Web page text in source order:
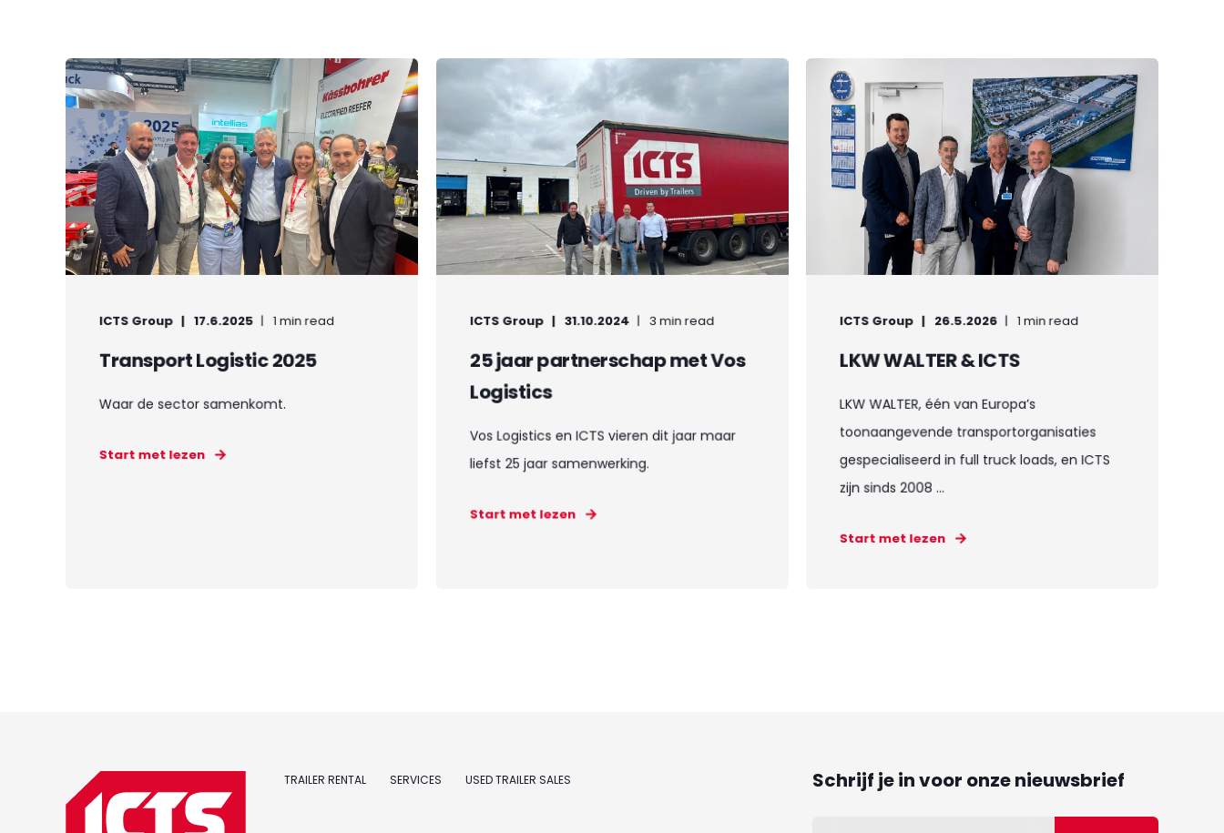
ICTS Group 17.6.2025 1 min read
Transport Logistic 2025
Waar de sector samenkomt.
Start met lezen
ICTS Group 31.10.2024 3 min read
25 jaar partnerschap met Vos
Logistics
Vos Logistics en ICTS vieren dit jaar maar
liefst 25 jaar samenwerking.
Start met lezen
ICTS Group 26.5.2026 1 min read
LKW WALTER & ICTS
LKW WALTER, één van Europa’s
toonaangevende transportorganisaties
gespecialiseerd in full truck loads, en ICTS
zijn sinds 2008 ...
Start met lezen
TRAILER RENTAL SERVICES USED TRAILER SALES Schrijf je in voor onze nieuwsbrief